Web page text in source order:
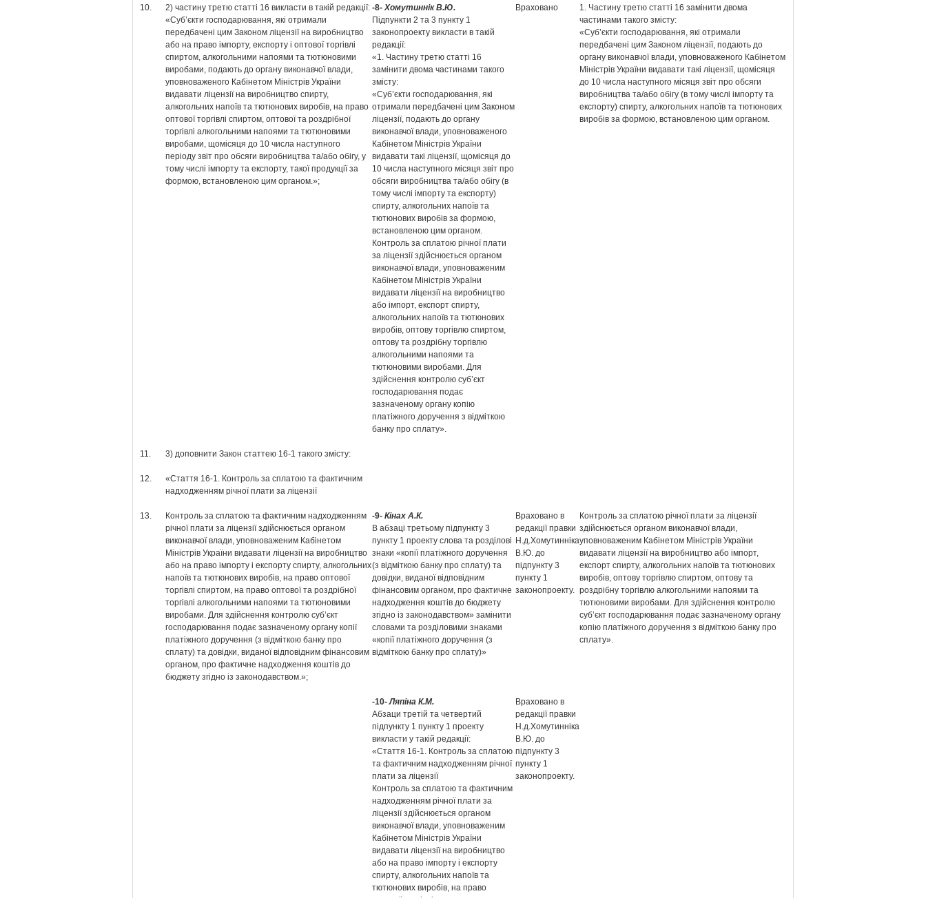
10.
2) частину третю статті 16 викласти в такій редакції:
«Суб’єкти господарювання, які отримали
передбачені цим Законом ліцензії на виробництво
або на право імпорту, експорту і оптової торгівлі
спиртом, алкогольними напоями та тютюновими
виробами, подають до органу виконавчої влади,
уповноваженого Кабінетом Міністрів України
видавати ліцензії на виробництво спирту,
алкогольних напоїв та тютюнових виробів, на право
оптової торгівлі спиртом, оптової та роздрібної
торгівлі алкогольними напоями та тютюновими
виробами, щомісяця до 10 числа наступного
періоду звіт про обсяги виробництва та/або обігу, у
тому числі імпорту та експорту, такої продукції за
формою, встановленою цим органом.»;
-8-Хомутиннік В.Ю.
Підпункти 2 та 3 пункту 1
законопроекту викласти в такій
редакції:
«1. Частину третю статті 16
замінити двома частинами такого
змісту:
«Суб’єкти господарювання, які
отримали передбачені цим Законом
ліцензії, подають до органу
виконавчої влади, уповноваженого
Кабінетом Міністрів України
видавати такі ліцензії, щомісяця до
10 числа наступного місяця звіт про
обсяги виробництва та/або обігу (в
тому числі імпорту та експорту)
спирту, алкогольних напоїв та
тютюнових виробів за формою,
встановленою цим органом.
Контроль за сплатою річної плати
за ліцензії здійснюється органом
виконавчої влади, уповноваженим
Кабінетом Міністрів України
видавати ліцензії на виробництво
або імпорт, експорт спирту,
алкогольних напоїв та тютюнових
виробів, оптову торгівлю спиртом,
оптову та роздрібну торгівлю
алкогольними напоями та
тютюновими виробами. Для
здійснення контролю суб’єкт
господарювання подає
зазначеному органу копію
платіжного доручення з відміткою
банку про сплату».
Враховано
1. Частину третю статті 16 замінити двома
частинами такого змісту:
«Суб’єкти господарювання, які отримали
передбачені цим Законом ліцензії, подають до
органу виконавчої влади, уповноваженого Кабінетом
Міністрів України видавати такі ліцензії, щомісяця
до 10 числа наступного місяця звіт про обсяги
виробництва та/або обігу (в тому числі імпорту та
експорту) спирту, алкогольних напоїв та тютюнових
виробів за формою, встановленою цим органом.
11. 3) доповнити Закон статтею 16-1 такого змісту:
12.
«Стаття 16-1. Контроль за сплатою та фактичним
надходженням річної плати за ліцензії
13.
Контроль за сплатою та фактичним надходженням
річної плати за ліцензії здійснюється органом
виконавчої влади, уповноваженим Кабінетом
Міністрів України видавати ліцензії на виробництво
або на право імпорту і експорту спирту, алкогольних
напоїв та тютюнових виробів, на право оптової
торгівлі спиртом, на право оптової та роздрібної
торгівлі алкогольними напоями та тютюновими
виробами. Для здійснення контролю суб’єкт
господарювання подає зазначеному органу копії
платіжного доручення (з відміткою банку про
сплату) та довідки, виданої відповідним фінансовим
органом, про фактичне надходження коштів до
бюджету згідно із законодавством.»;
-9- Кінах А.К.
В абзаці третьому підпункту 3
пункту 1 проекту слова та розділові
знаки «копії платіжного доручення
(з відміткою банку про сплату) та
довідки, виданої відповідним
фінансовим органом, про фактичне
надходження коштів до бюджету
згідно із законодавством» замінити
словами та розділовими знаками
«копії платіжного доручення (з
відміткою банку про сплату)»
Враховано в
редакції правки
Н.д.Хомутинніка
В.Ю. до
підпункту 3
пункту 1
законопроекту.
Контроль за сплатою річної плати за ліцензії
здійснюється органом виконавчої влади,
уповноваженим Кабінетом Міністрів України
видавати ліцензії на виробництво або імпорт,
експорт спирту, алкогольних напоїв та тютюнових
виробів, оптову торгівлю спиртом, оптову та
роздрібну торгівлю алкогольними напоями та
тютюновими виробами. Для здійснення контролю
суб’єкт господарювання подає зазначеному органу
копію платіжного доручення з відміткою банку про
сплату».
-10-Ляпіна К.М.
Абзаци третій та четвертий
підпункту 1 пункту 1 проекту
викласти у такій редакції:
«Стаття 16-1. Контроль за сплатою
та фактичним надходженням річної
плати за ліцензії
Контроль за сплатою та фактичним
надходженням річної плати за
ліцензії здійснюється органом
виконавчої влади, уповноваженим
Кабінетом Міністрів України
видавати ліцензії на виробництво
або на право імпорту і експорту
спирту, алкогольних напоїв та
тютюнових виробів, на право
Враховано в
редакції правки
Н.д.Хомутинніка
В.Ю. до
підпункту 3
пункту 1
законопроекту.